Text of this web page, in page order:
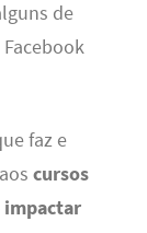
de
faz e
cursos
impactar